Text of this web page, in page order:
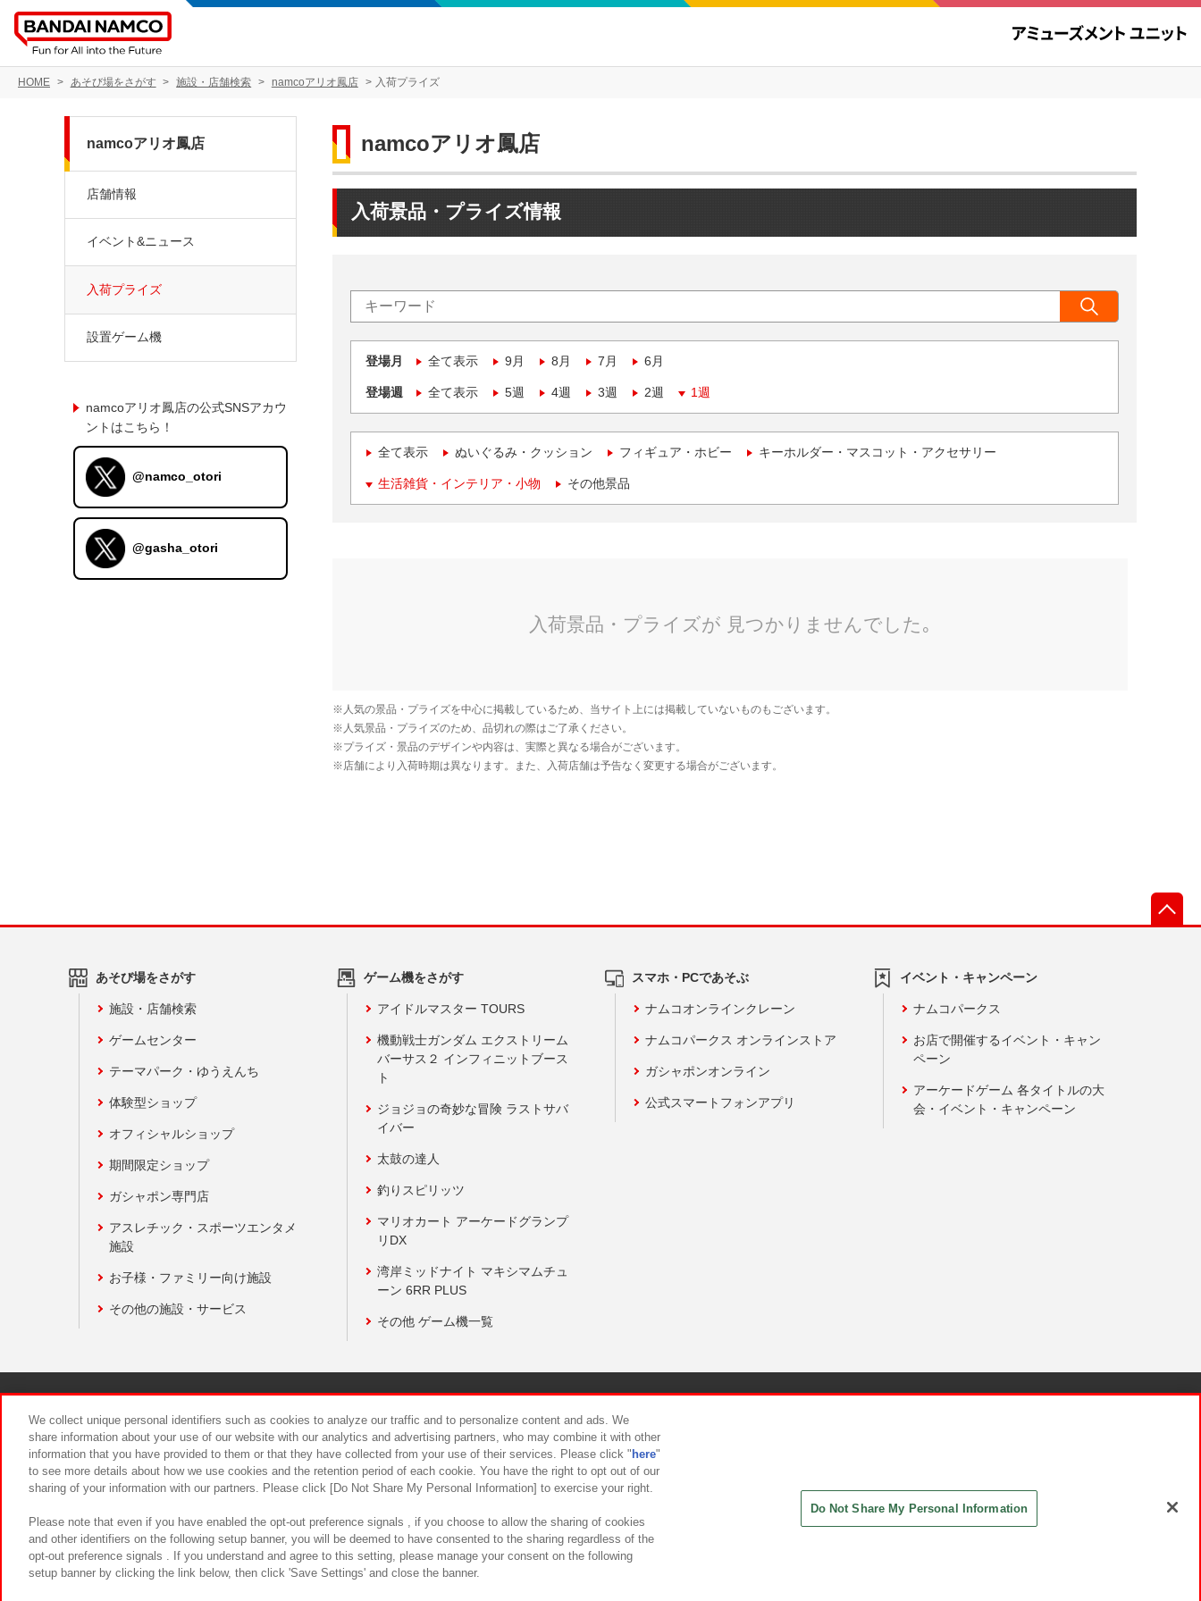
HOME あそび場をさがす 施設・店舗検索 namcoアリオ鳳店 入荷プライズ
namcoアリオ鳳店
入荷景品・プライズ情報
登場月 全て表示 9月 8月 7月 6月
登場週 全て表示 5週 4週 3週 2週 1週
全て表示 ぬいぐるみ・クッション フィギュア・ホビー キーホルダー・マスコット・アクセサリー
生活雑貨・インテリア・小物 その他景品
namcoアリオ鳳店
店舗情報
イベント&ニュース
入荷プライズ
設置ゲーム機
namcoアリオ鳳店の公式SNSアカウ
ントはこちら！
@namco_otori
@gasha_otori
あそび場をさがす
施設・店舗検索
ゲームセンター
テーマパーク・ゆうえんち
体験型ショップ
オフィシャルショップ
期間限定ショップ
ガシャポン専門店
アスレチック・スポーツエンタメ
施設
お子様・ファミリー向け施設
その他の施設・サービス
ゲーム機をさがす
アイドルマスター TOURS
機動戦士ガンダム エクストリーム
バーサス２ インフィニットブース
ト
ジョジョの奇妙な冒険 ラストサバ
イバー
太鼓の達人
釣りスピリッツ
マリオカート アーケードグランプ
リDX
湾岸ミッドナイト マキシマムチュ
ーン 6RR PLUS
その他 ゲーム機一覧
スマホ・PCであそぶ
ナムコオンラインクレーン
ナムコパークス オンラインストア
ガシャポンオンライン
公式スマートフォンアプリ
イベント・キャンペーン
ナムコパークス
お店で開催するイベント・キャン
ペーン
アーケードゲーム 各タイトルの大
会・イベント・キャンペーン
食品のご提供について カスタマーハラスメント対応方針
We collect unique personal identifiers such as cookies to analyze our traffic and to personalize content and ads. We
share information about your use of our website with our analytics and advertising partners, who may combine it with other
information that you have provided to them or that they have collected from your use of their services. Please click " here"
to see more details about how we use cookies and the retention period of each cookie. You have the right to opt out of our
sharing of your information with our partners. Please click [Do Not Share My Personal Information] to exercise your right.
Please note that even if you have enabled the opt-out preference signals , if you choose to allow the sharing of cookies
and other identifiers on the following setup banner, you will be deemed to have consented to the sharing regardless of the
opt-out preference signals . If you understand and agree to this setting, please manage your consent on the following
setup banner by clicking the link below, then click 'Save Settings' and close the banner.
Do Not Share My Personal Information